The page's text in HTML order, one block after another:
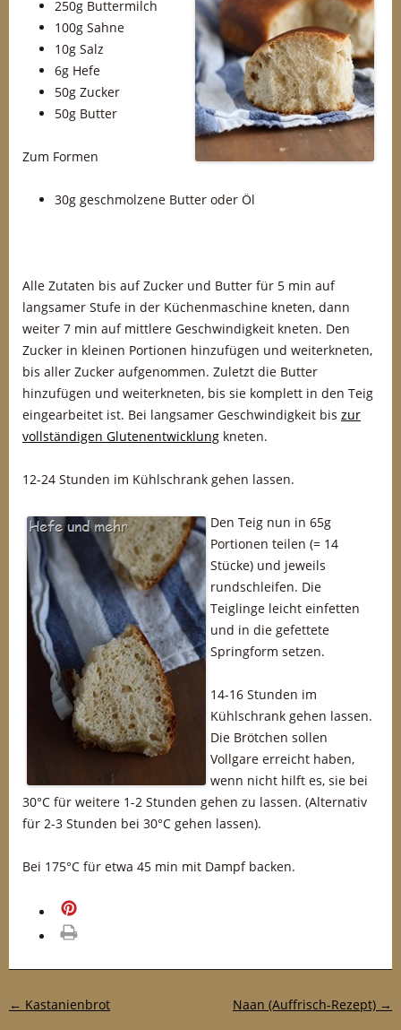
250g Buttermilch
100g Sahne
10g Salz
6g Hefe
50g Zucker
50g Butter
Zum Formen
30g geschmolzene Butter oder Öl
Alle Zutaten bis auf Zucker und Butter für 5 min auf
langsamer Stufe in der Küchenmaschine kneten, dann
weiter 7 min auf mittlere Geschwindigkeit kneten. Den
Zucker in kleinen Portionen hinzufügen und weiterkneten,
bis aller Zucker aufgenommen. Zuletzt die Butter
hinzufügen und weiterkneten, bis sie komplett in den Teig
eingearbeitet ist. Bei langsamer Geschwindigkeit bis zur
vollständigen Glutenentwicklung kneten.
12-24 Stunden im Kühlschrank gehen lassen.
Den Teig nun in 65g
Portionen teilen (= 14
Stücke) und jeweils
rundschleifen. Die
Teiglinge leicht einfetten
und in die gefettete
Springform setzen.
14-16 Stunden im
Kühlschrank gehen lassen.
Die Brötchen sollen
Vollgare erreicht haben,
wenn nicht hilft es, sie bei
30°C für weitere 1-2 Stunden gehen zu lassen. (Alternativ
für 2-3 Stunden bei 30°C gehen lassen).
Bei 175°C für etwa 45 min mit Dampf backen.
Post-Navigation
← Kastanienbrot Naan (Auffrisch-Rezept) →